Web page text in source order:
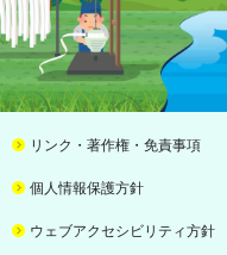
リンク・著作権・免責事項
個人情報保護方針
ウェブアクセシビリティ方針